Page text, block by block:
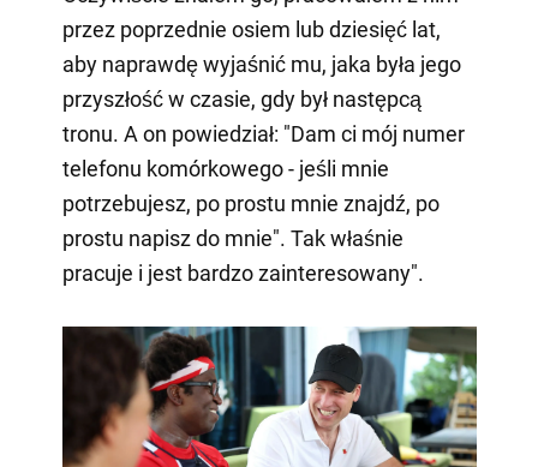
przez poprzednie osiem lub dziesięć lat,
aby naprawdę wyjaśnić mu, jaka była jego
przyszłość w czasie, gdy był następcą
tronu. A on powiedział: "Dam ci mój numer
telefonu komórkowego - jeśli mnie
potrzebujesz, po prostu mnie znajdź, po
prostu napisz do mnie". Tak właśnie
pracuje i jest bardzo zainteresowany".